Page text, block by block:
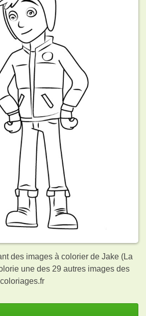
des images à colorier de Jake (La
une des 29 autres images des